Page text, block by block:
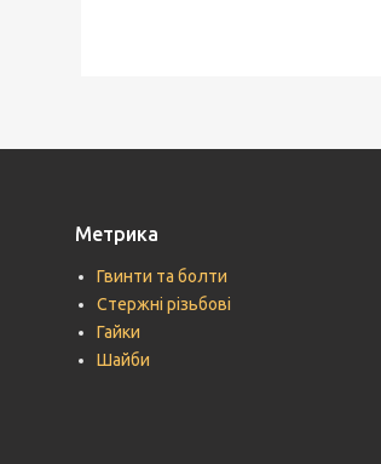
Метрика
Гвинти та болти
Стержні різьбові
Гайки
Шайби